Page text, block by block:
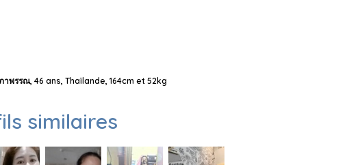
พรรณ, 46 ans, Thaïlande, 164cm et 52kg
similaires